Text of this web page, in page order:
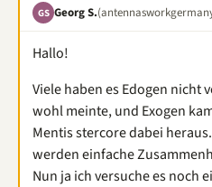
GS Georg S.
Hallo!
Viele haben es Edogen nicht
wohl meinte, und Exogen
Mentis stercore dabei
werden einfache
Nun ja ich versuche es noch